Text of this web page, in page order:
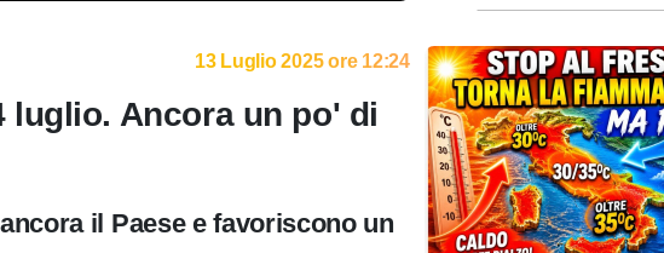
13 Luglio 2025 ore 12:24
luglio. Ancora un po' di
il Paese e favoriscono un